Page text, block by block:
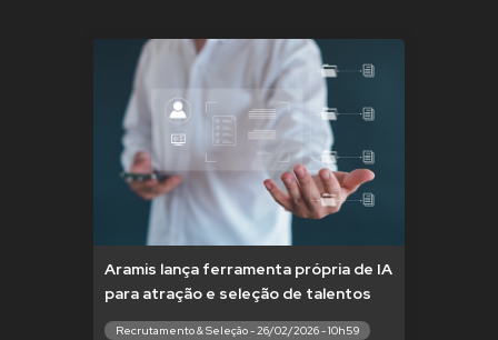
Aramis lança ferramenta própria de IA
para atração e seleção de talentos
Recrutamento & Seleção - 26/02/2026 - 10h59